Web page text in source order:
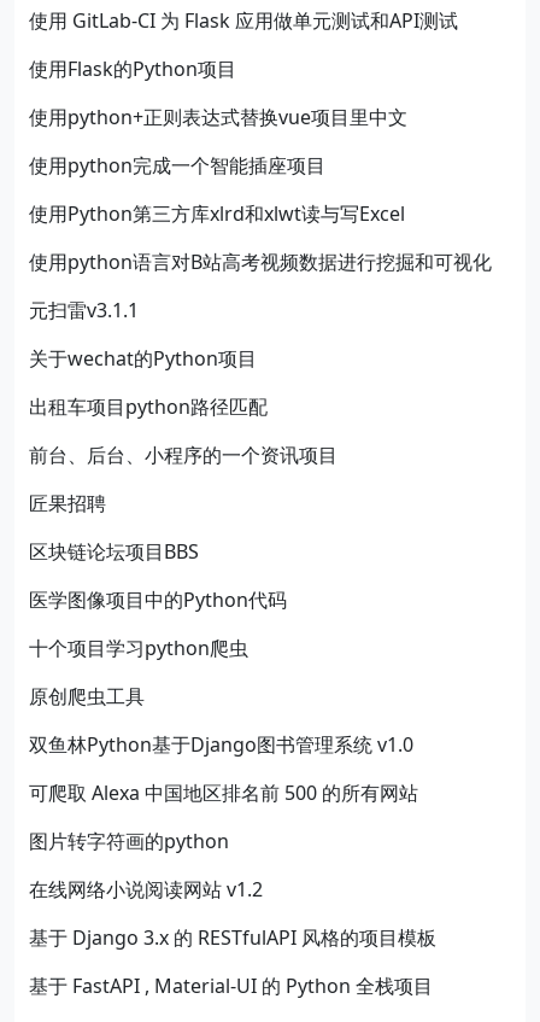
使用 GitLab-CI 为 Flask 应用做单元测试和API测试
使用Flask的Python项目
使用python+正则表达式替换vue项目里中文
使用python完成一个智能插座项目
使用Python第三方库xlrd和xlwt读与写Excel
使用python语言对B站高考视频数据进行挖掘和可视化
元扫雷v3.1.1
关于wechat的Python项目
出租车项目python路径匹配
前台、后台、小程序的一个资讯项目
匠果招聘
区块链论坛项目BBS
医学图像项目中的Python代码
十个项目学习python爬虫
原创爬虫工具
双鱼林Python基于Django图书管理系统 v1.0
可爬取 Alexa 中国地区排名前 500 的所有网站
图片转字符画的python
在线网络小说阅读网站 v1.2
基于 Django 3.x 的 RESTfulAPI 风格的项目模板
基于 FastAPI , Material-UI 的 Python 全栈项目